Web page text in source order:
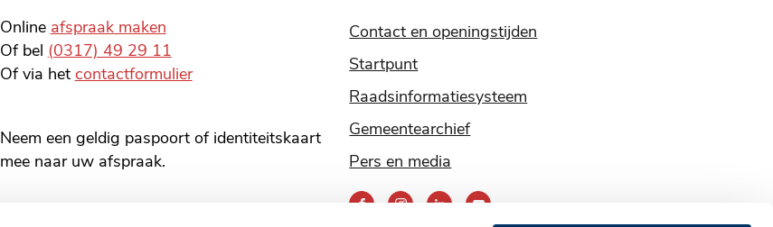
Online afspraak maken
Of bel (0317) 49 29 11
Of via het contactformulier
Neem een geldig paspoort of identiteitskaart
mee naar uw afspraak.
Contact en openingstijden
Startpunt
Raadsinformatiesysteem
Gemeentearchief
Pers en media
Bereik